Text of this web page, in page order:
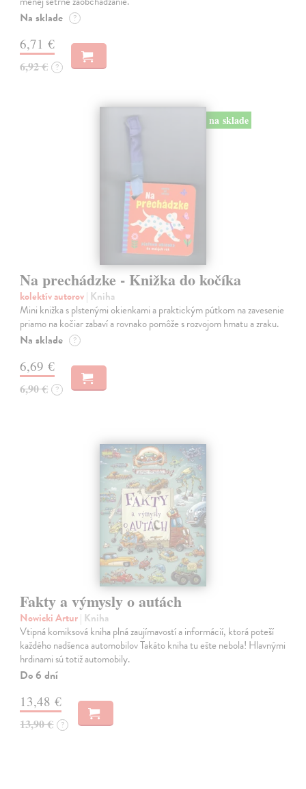
Na sklade ?
6,71 €
6,92 € ?
na sklade
Na prechádzke - Knižka do kočíka
kolektív autorov| Kniha
Mini knižka s plstenými okienkami a praktickým pútkom na zavesenie
priamo na kočiar zabaví a rovnako pomôže s rozvojom hmatu a zraku.
Na sklade ?
6,69 €
6,90 € ?
Fakty a výmysly o autách
Nowicki Artur| Kniha
Vtipná komiksová kniha plná zaujímavostí a informácií, ktorá poteší
každého nadšenca automobilov Takáto kniha tu ešte nebola! Hlavnými
hrdinami sú totiž automobily.
Do 6 dní
13,48 €
13,90 € ?